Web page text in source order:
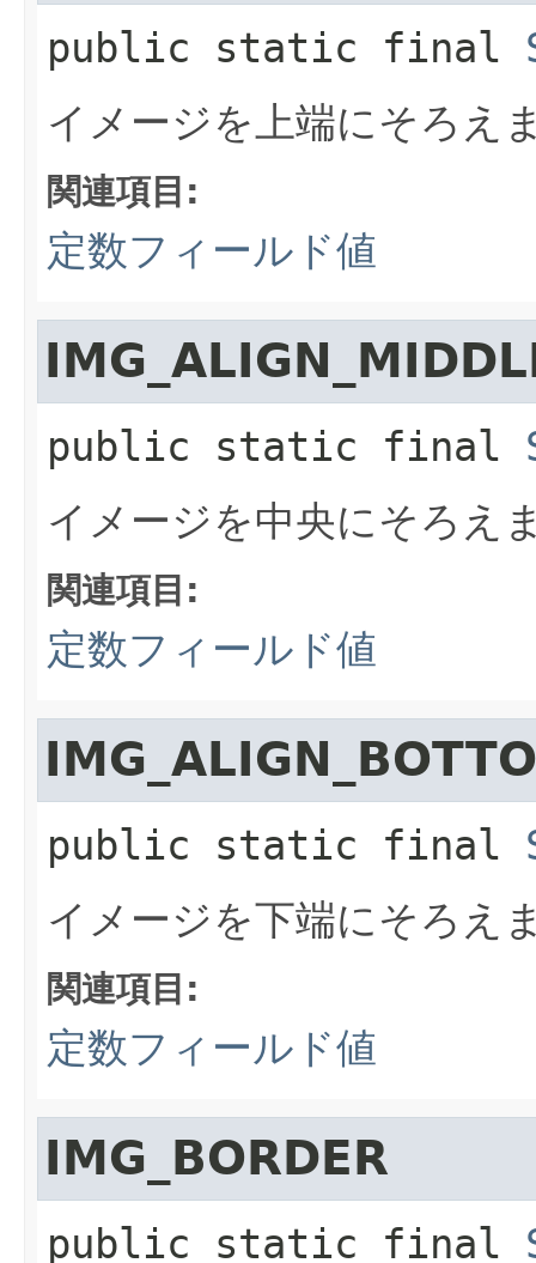
public static final
イメージを上端にそろえ
関連項目:
定数フィールド値
public static final
イメージを中央にそろえ
関連項目:
定数フィールド値
public static final
イメージを下端にそろえ
関連項目:
定数フィールド値
IMG_BORDER
public static final